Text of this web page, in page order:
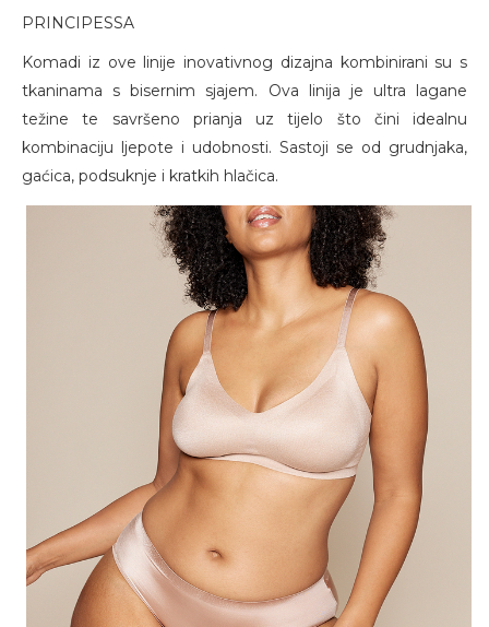
PRINCIPESSA
Komadi iz ove linije inovativnog dizajna kombinirani su s
tkaninama s bisernim sjajem. Ova linija je ultra lagane
težine te savršeno prianja uz tijelo što čini idealnu
kombinaciju ljepote i udobnosti. Sastoji se od grudnjaka,
gaćica, podsuknje i kratkih hlačica.